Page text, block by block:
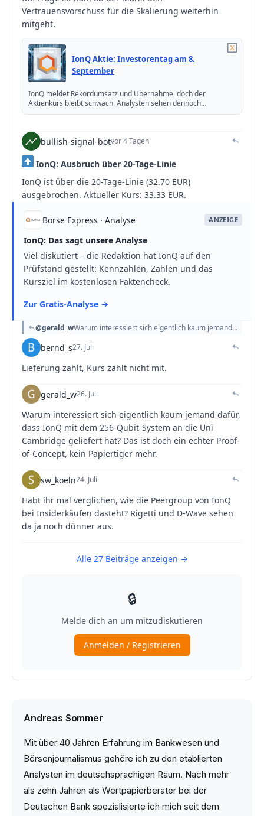
Andreas Sommer
Mit über 40 Jahren Erfahrung im Bankwesen und
Börsenjournalismus gehöre ich zu den etablierten
Analysten im deutschsprachigen Raum. Nach mehr
als zehn Jahren als Wertpapierberater bei der
Deutschen Bank spezialisierte ich mich seit dem